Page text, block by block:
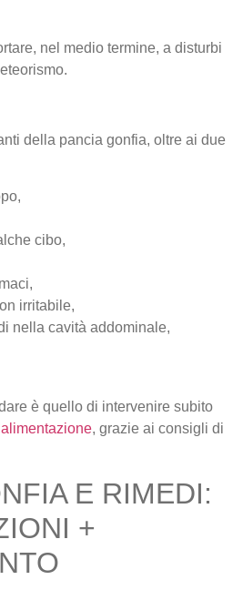
nel medio termine, a disturbi
della pancia gonfia, oltre ai due
cibo,
irritabile,
nella cavità addominale,
è quello di intervenire subito
, grazie ai consigli di
E RIMEDI:
+